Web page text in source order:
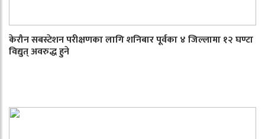
केरौन सबस्टेशन परीक्षणका लागि शनिबार पूर्वका ४ जिल्लामा १२ घण्टा
विद्युत् अवरुद्ध हुने